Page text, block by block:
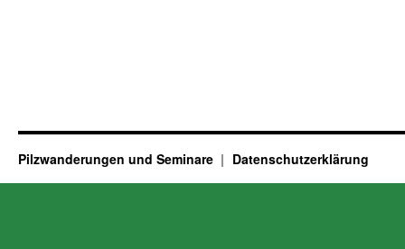
Pilzwanderungen und Seminare Datenschutzerklärung